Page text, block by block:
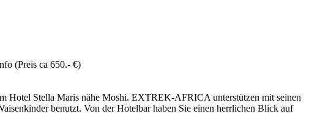
(Preis ca 650.- €)
Hotel Stella Maris nähe Moshi. EXTREK-AFRICA unterstützen mit seinen
benutzt. Von der Hotelbar haben Sie einen herrlichen Blick auf